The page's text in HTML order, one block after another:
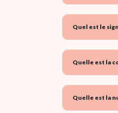
Quel est le
Quelle est la
Quelle est la